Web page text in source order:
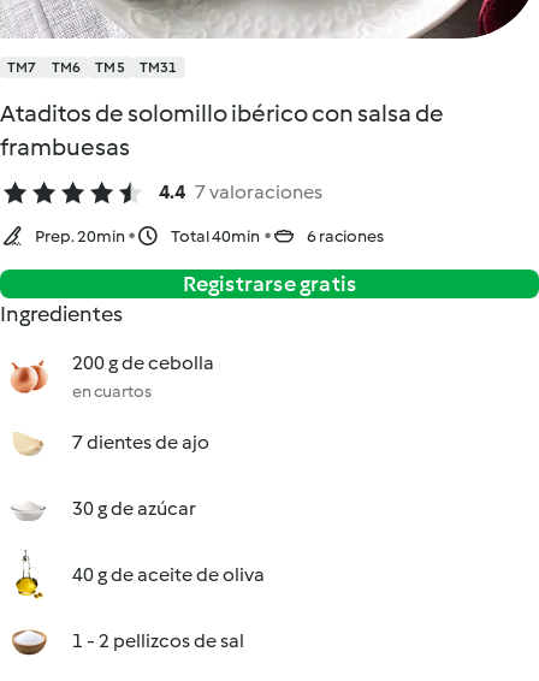
TM7 TM6 TM5 TM31
Ataditos de solomillo ibérico con salsa de
frambuesas
4.4 7 valoraciones
Prep. 20min Total 40min 6 raciones
Registrarse gratis
Ingredientes
200 g de cebolla
en cuartos
7 dientes de ajo
30 g de azúcar
40 g de aceite de oliva
1 - 2 pellizcos de sal